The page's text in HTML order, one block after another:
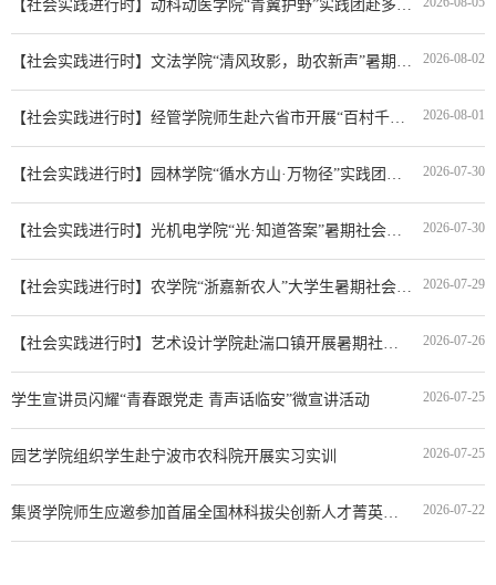
【社会实践进行时】动科动医学院“青翼护野”实践团赴多地动物园开展野生动物专项考察调研
2026-08-02
【社会实践进行时】文法学院“清风玫影，助农新声”暑期社会实践团赴新峰村开展数字助农实践调研
2026-08-01
【社会实践进行时】经管学院师生赴六省市开展“百村千户”调研
2026-07-30
【社会实践进行时】园林学院“循水方山·万物径”实践团赴临安高源村开展全域生态调查
2026-07-30
【社会实践进行时】光机电学院“光·知道答案”暑期社会实践团深入余杭桃园开展光谱科技助农实践调研
2026-07-29
【社会实践进行时】农学院“浙嘉新农人”大学生暑期社会实践团走进嘉兴市农业科学研究院开展暑期社会实践
2026-07-26
【社会实践进行时】艺术设计学院赴湍口镇开展暑期社会实践
2026-07-25
学生宣讲员闪耀“青春跟党走 青声话临安”微宣讲活动
2026-07-25
园艺学院组织学生赴宁波市农科院开展实习实训
2026-07-22
集贤学院师生应邀参加首届全国林科拔尖创新人才菁英峰会